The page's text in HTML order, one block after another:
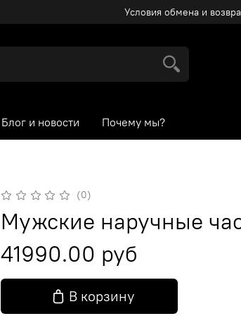
Условия обмена и
Блог и новости Почему мы?
(0)
Мужские наручные
41990.00 руб
В корзину